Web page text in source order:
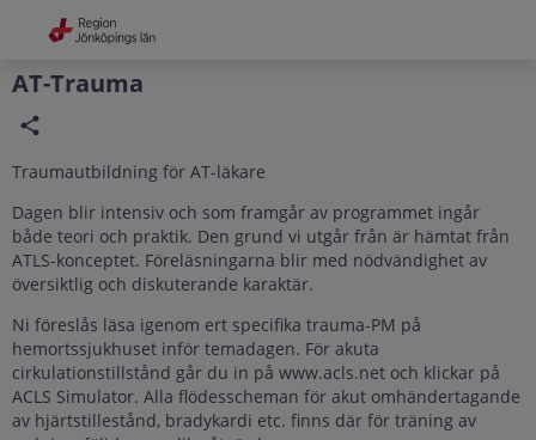
Grade
Portal
AT-Trauma
Traumautbildning för AT-läkare
Dagen blir intensiv och som framgår av programmet ingår
både teori och praktik. Den grund vi utgår från är hämtat från
ATLS-konceptet. Föreläsningarna blir med nödvändighet av
översiktlig och diskuterande karaktär.
Ni föreslås läsa igenom ert specifika trauma-PM på
hemortssjukhuset inför temadagen. För akuta
cirkulationstillstånd går du in på www.acls.net och klickar på
ACLS Simulator. Alla flödesscheman för akut omhändertagande
av hjärtstillestånd, bradykardi etc. finns där för träning av